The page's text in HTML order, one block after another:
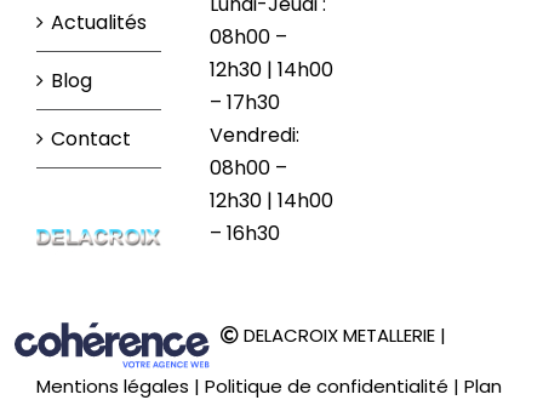
Actualités
Blog
Contact
08h00 –
12h30 | 14h00
– 17h30
Vendredi:
08h00 –
12h30 | 14h00
– 16h30
DELACROIX METALLERIE |
Mentions légales | Politique de confidentialité | Plan